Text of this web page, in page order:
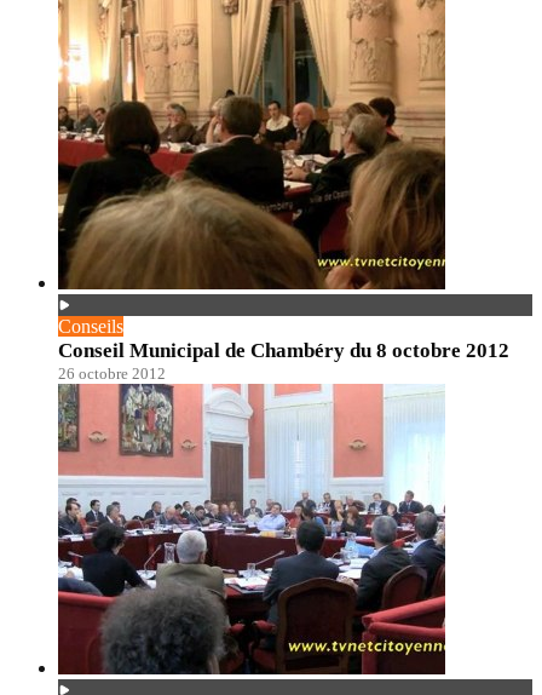
Conseils
Conseil Municipal de Chambéry du 8 octobre 2012
26 octobre 2012